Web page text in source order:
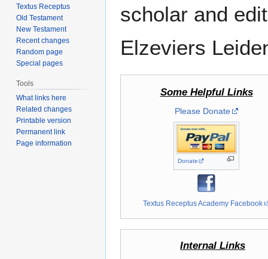
scholar and
Elzeviers
Some Helpful Links
Please Donate
Donate
Textus Receptus Academy Facebook
Internal Links
Textus Receptus
Old Testament
New Testament
Recent changes
Random page
Special pages
Tools
What links here
Related changes
Printable version
Permanent link
Page information